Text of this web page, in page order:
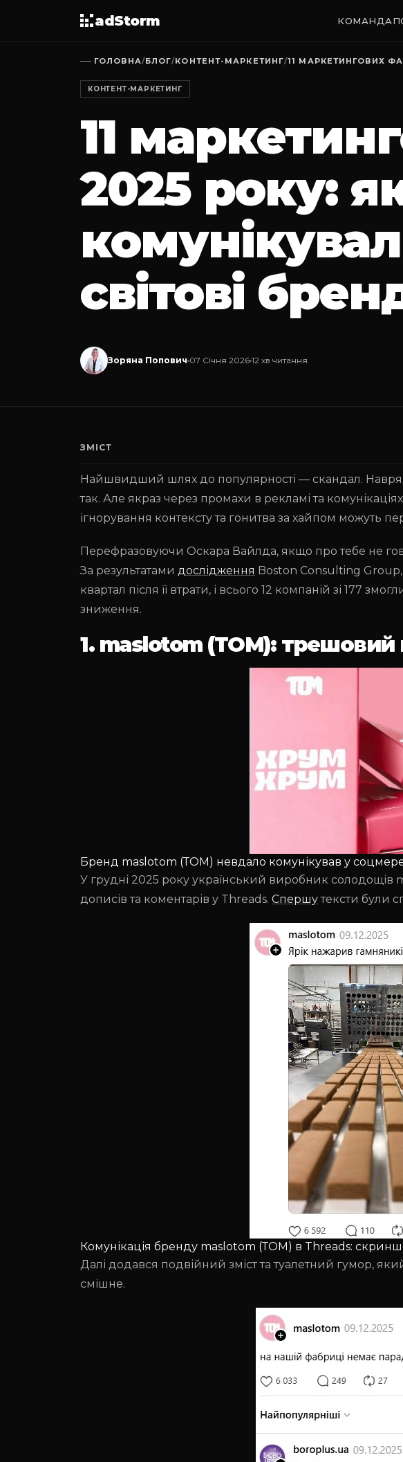
adStorm КОМАНДА
ГОЛОВНА/БЛОГ/КОНТЕНТ-МАРКЕТИНГ/11 МАРКЕТИНГОВИХ
КОНТЕНТ-МАРКЕТИНГ
11
2025 року:
світові
Зоряна Попович 07 Січня 2026 12 хв читання
ЗМІСТ
Найшвидший шлях до популярності — скандал.
так. Але якраз через промахи в рекламі та
ігнорування контексту та гонитва за хайпом можуть
Перефразовуючи Оскара Вайлда, якщо про тебе не
За результатами дослідження Boston Consulting
квартал після її втрати, і всього 12 компаній зі 177
зниження.
1. maslotom (ТОМ):
Бренд maslotom (ТОМ) невдало комунікував у
У грудні 2025 року український виробник
дописів та коментарів у Threads. Спершутексти були
Комунікація бренду maslotom (ТОМ) в Threads:
Далі додався подвійний зміст та туалетний гумор,
смішне.